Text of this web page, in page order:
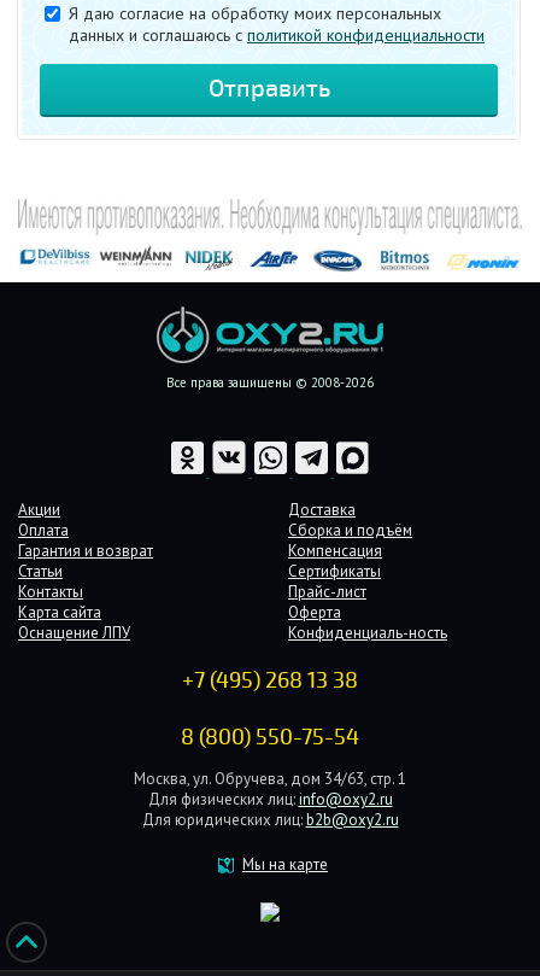
Я даю согласие на обработку моих персональных
данных и соглашаюсь c политикой конфиденциальности
Все права защищены © 2008-2026
Акции
Доставка
Оплата
Сборка и подъём
Гарантия и возврат
Компенсация
Статьи
Сертификаты
Контакты
Прайс-лист
Карта сайта
Оферта
Оснащение ЛПУ
Конфиденциаль-ность
+7 (495) 268 13 38
8 (800) 550-75-54
Москва, ул. Обручева, дом 34/63, стр. 1
Для физических лиц: info@oxy2.ru
Для юридических лиц: b2b@oxy2.ru
Мы на карте